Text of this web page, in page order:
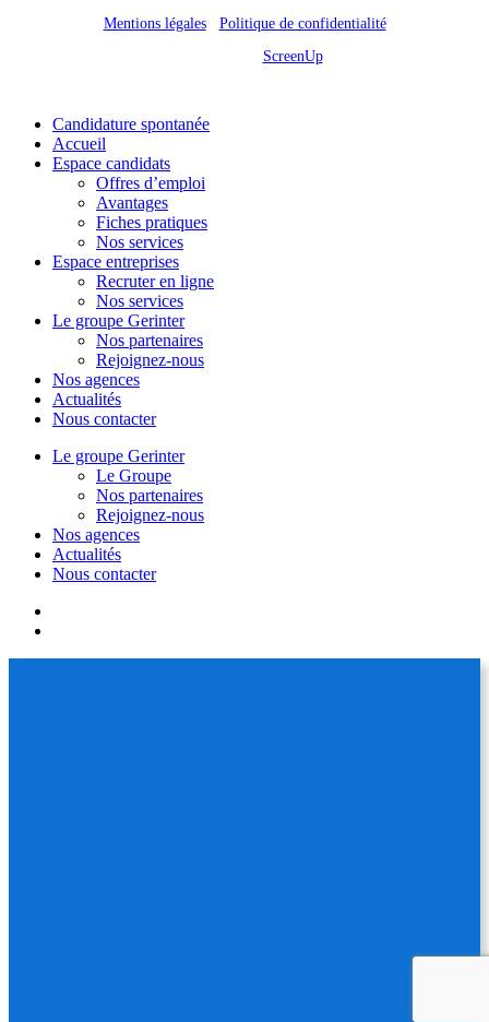
Mentions légales/ Politique de confidentialité
ScreenUp
Close
Menu
Candidature spontanée
Accueil
Espace candidats
Offres d’emploi
Avantages
Fiches pratiques
Nos services
Espace entreprises
Recruter en ligne
Nos services
Le groupe Gerinter
Nos partenaires
Rejoignez-nous
Nos agences
Actualités
Nous contacter
Le groupe Gerinter
Le Groupe
Nos partenaires
Rejoignez-nous
Nos agences
Actualités
Nous contacter